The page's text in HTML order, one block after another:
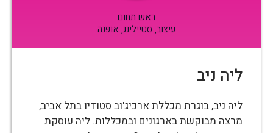
ליה ניב
ליה ניב, בוגרת מכללת ארכיג'וב סטודיו בתל אביב,
מרצה מבוקשת בארגונים ובמכללות. ליה עוסקת
ראש תחום
עיצוב, סטיילינג, אופנה